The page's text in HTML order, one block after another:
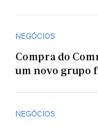
NEGÓCIOS
Compra do
um novo grupo
NEGÓCIOS